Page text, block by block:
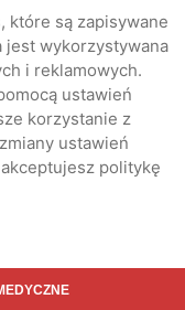
które są zapisywane
jest wykorzystywana
i reklamowych.
ustawień
korzystanie z
ustawień
politykę